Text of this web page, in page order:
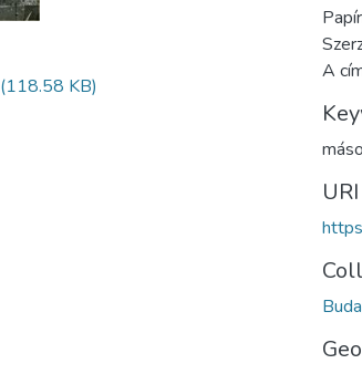
(118.58 KB)
A
URI